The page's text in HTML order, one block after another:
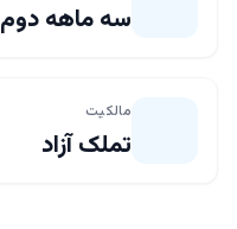
سه ماهه دوم 2028
مالکیت
تملک آزاد